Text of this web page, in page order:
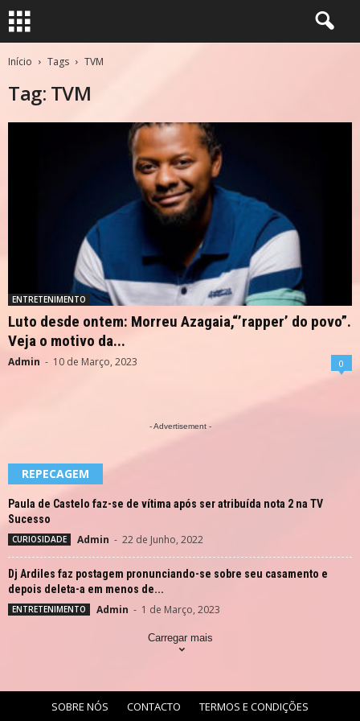
Início Tags TVM
Tag: TVM
ENTRETENIMENTO
Luto desde ontem: Morreu Azagaia,“’rapper’ do povo”.
Veja o motivo da...
Admin - 10 de Março, 2023 0
- Advertisement -
REPECAGEM
Paula de Castelo faz-se de vítima após ser atribuída nota 2 na TV
Sucesso
CURIOSIDADE Admin - 22 de Junho, 2022
Dj Ardiles faz postagem pronunciando-se sobre seu casamento e
depois deleta-a em menos de...
ENTRETENIMENTO Admin - 1 de Março, 2023
Carregar mais
SOBRE NÓS CONTACTO TERMOS E CONDIÇÕES